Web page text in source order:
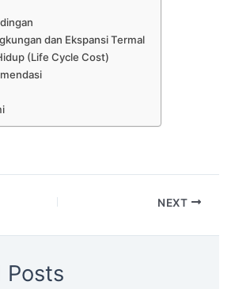
dan Ekspansi Termal
(Life Cycle Cost)
NEXT
Posts